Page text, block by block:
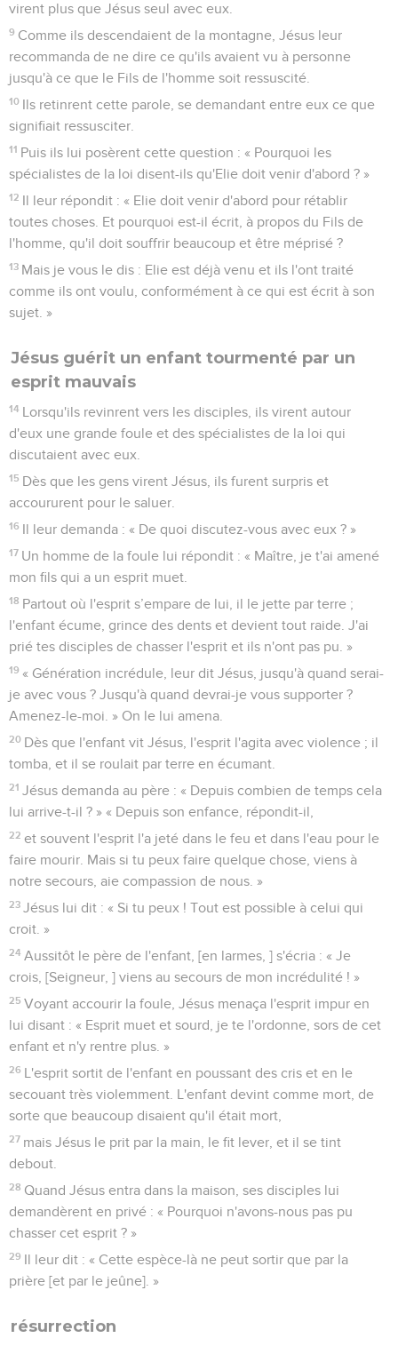
virent plus que Jésus seul avec eux.
9 Comme ils descendaient de la montagne, Jésus leur
recommanda de ne dire ce qu'ils avaient vu à personne
jusqu'à ce que le Fils de l'homme soit ressuscité.
10 Ils retinrent cette parole, se demandant entre eux ce que
signifiait ressusciter.
11 Puis ils lui posèrent cette question : « Pourquoi les
spécialistes de la loi disent-ils qu'Elie doit venir d'abord ? »
12 Il leur répondit : « Elie doit venir d'abord pour rétablir
toutes choses. Et pourquoi est-il écrit, à propos du Fils de
l'homme, qu'il doit souffrir beaucoup et être méprisé ?
13 Mais je vous le dis : Elie est déjà venu et ils l'ont traité
comme ils ont voulu, conformément à ce qui est écrit à son
sujet. »
Jésus guérit un enfant tourmenté par un
esprit mauvais
14 Lorsqu'ils revinrent vers les disciples, ils virent autour
d'eux une grande foule et des spécialistes de la loi qui
discutaient avec eux.
15 Dès que les gens virent Jésus, ils furent surpris et
accoururent pour le saluer.
16 Il leur demanda : « De quoi discutez-vous avec eux ? »
17 Un homme de la foule lui répondit : « Maître, je t'ai amené
mon fils qui a un esprit muet.
18 Partout où l'esprit s’empare de lui, il le jette par terre ;
l'enfant écume, grince des dents et devient tout raide. J'ai
prié tes disciples de chasser l'esprit et ils n'ont pas pu. »
19 « Génération incrédule, leur dit Jésus, jusqu'à quand serai-
je avec vous ? Jusqu'à quand devrai-je vous supporter ?
Amenez-le-moi. » On le lui amena.
20 Dès que l'enfant vit Jésus, l'esprit l'agita avec violence ; il
tomba, et il se roulait par terre en écumant.
21 Jésus demanda au père : « Depuis combien de temps cela
lui arrive-t-il ? » « Depuis son enfance, répondit-il,
22 et souvent l'esprit l'a jeté dans le feu et dans l'eau pour le
faire mourir. Mais si tu peux faire quelque chose, viens à
notre secours, aie compassion de nous. »
23 Jésus lui dit : « Si tu peux ! Tout est possible à celui qui
croit. »
24 Aussitôt le père de l'enfant, [en larmes, ] s'écria : « Je
crois, [Seigneur, ] viens au secours de mon incrédulité ! »
25 Voyant accourir la foule, Jésus menaça l'esprit impur en
lui disant : « Esprit muet et sourd, je te l'ordonne, sors de cet
enfant et n'y rentre plus. »
26 L'esprit sortit de l'enfant en poussant des cris et en le
secouant très violemment. L'enfant devint comme mort, de
sorte que beaucoup disaient qu'il était mort,
27 mais Jésus le prit par la main, le fit lever, et il se tint
debout.
28 Quand Jésus entra dans la maison, ses disciples lui
demandèrent en privé : « Pourquoi n'avons-nous pas pu
chasser cet esprit ? »
29 Il leur dit : « Cette espèce-là ne peut sortir que par la
prière [et par le jeûne]. »
résurrection